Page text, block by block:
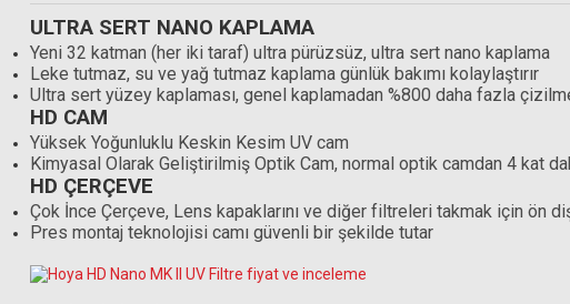
ULTRA SERT NANO KAPLAMA
Yeni 32 katman (her iki taraf) ultra pürüzsüz, ultra sert nano kaplama
Leke tutmaz, su ve yağ tutmaz kaplama günlük bakımı kolaylaştırır
Ultra sert yüzey kaplaması, genel kaplamadan %800 daha fazla
HD CAM
Yüksek Yoğunluklu Keskin Kesim UV cam
Kimyasal Olarak Geliştirilmiş Optik Cam, normal optik camdan 4 kat
HD ÇERÇEVE
Çok İnce Çerçeve, Lens kapaklarını ve diğer filtreleri takmak için ön
Pres montaj teknolojisi camı güvenli bir şekilde tutar